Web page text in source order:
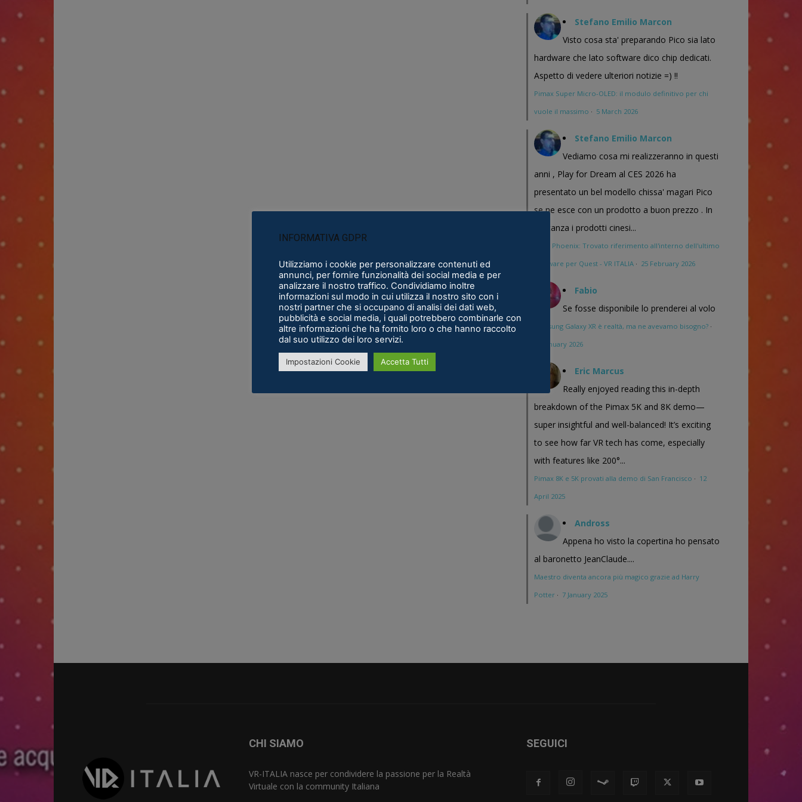
Stefano Emilio Marcon
Visto cosa sta' preparando Pico sia lato
hardware che lato software dico chip dedicati.
Aspetto di vedere ulteriori notizie =) !!
Pimax Super Micro-OLED: il modulo definitivo per chi
vuole il massimo · 5 March 2026
Stefano Emilio Marcon
Vediamo cosa mi realizzeranno in questi
anni , Play for Dream al CES 2026 ha
presentato un bel modello chissa' magari Pico
se ne esce con un prodotto a buon prezzo . In
sostanza i prodotti cinesi...
Meta Phoenix: Trovato riferimento all'interno dell'ultimo
firmware per Quest - VR ITALIA · 25 February 2026
Fabio
Se fosse disponibile lo prenderei al volo
Samsung Galaxy XR è realtà, ma ne avevamo bisogno? ·
16 January 2026
Eric Marcus
Really enjoyed reading this in-depth
breakdown of the Pimax 5K and 8K demo—
super insightful and well-balanced! It’s exciting
to see how far VR tech has come, especially
with features like 200°...
Pimax 8K e 5K provati alla demo di San Francisco · 12
April 2025
Andross
Appena ho visto la copertina ho pensato
al baronetto JeanClaude....
Maestro diventa ancora più magico grazie ad Harry
Potter · 7 January 2025
CHI SIAMO
VR-ITALIA nasce per condividere la passione per la Realtà
Virtuale con la community Italiana
SEGUICI
INFORMATIVA GDPR
Utilizziamo i cookie per personalizzare contenuti ed
annunci, per fornire funzionalità dei social media e per
analizzare il nostro traffico. Condividiamo inoltre
informazioni sul modo in cui utilizza il nostro sito con i
nostri partner che si occupano di analisi dei dati web,
pubblicità e social media, i quali potrebbero combinarle con
altre informazioni che ha fornito loro o che hanno raccolto
dal suo utilizzo dei loro servizi.
Impostazioni Cookie Accetta Tutti